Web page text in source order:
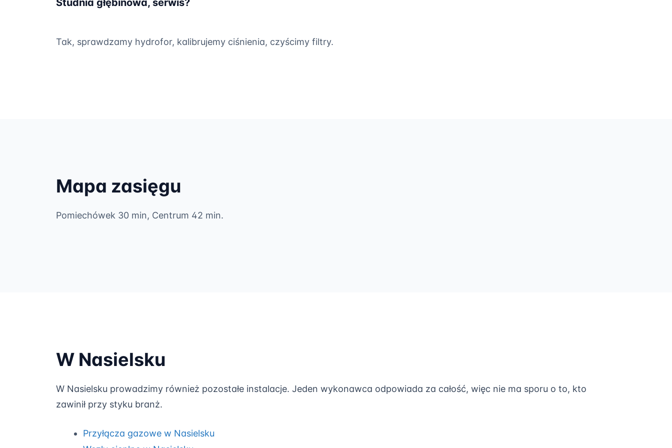
Tak, sprawdzamy hydrofor, kalibrujemy ciśnienia, czyścimy filtry.
Mapa zasięgu
Pomiechówek 30 min, Centrum 42 min.
W Nasielsku
W Nasielsku prowadzimy również pozostałe instalacje. Jeden wykonawca odpowiada za całość, więc nie ma sporu o to, kto
zawinił przy styku branż.
Przyłącza gazowe w Nasielsku